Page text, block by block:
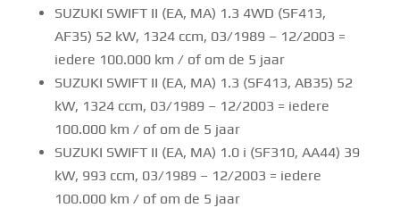
SUZUKI SWIFT II (EA, MA) 1.3 4WD (SF413,
AF35) 52 kW, 1324 ccm, 03/1989 – 12/2003 =
iedere 100.000 km / of om de 5 jaar
SUZUKI SWIFT II (EA, MA) 1.3 (SF413, AB35) 52
kW, 1324 ccm, 03/1989 – 12/2003 = iedere
100.000 km / of om de 5 jaar
SUZUKI SWIFT II (EA, MA) 1.0 i (SF310, AA44) 39
kW, 993 ccm, 03/1989 – 12/2003 = iedere
100.000 km / of om de 5 jaar